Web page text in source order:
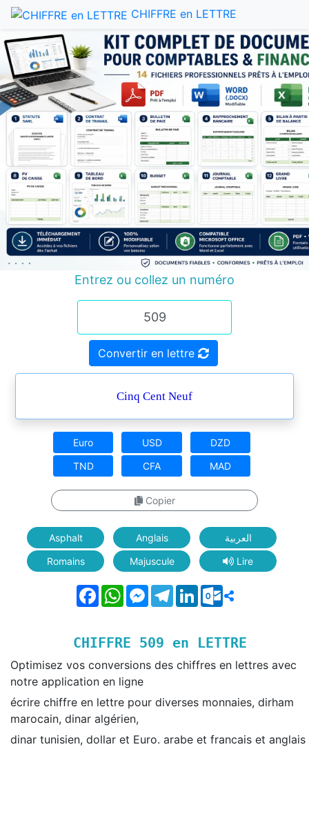
CHIFFRE en LETTRE
Entrez ou collez un numéro
Convertir en lettre
Cinq Cent Neuf
Euro USD
DZD
TND
CFA MAD
Copier
Asphalt Anglais
العربية
Romains
Majuscule Lire
FacebookWhatsAppMessenger
Telegram
LinkedInOutlook.com
CHIFFRE 509 en LETTRE
Optimisez vos conversions des chiffres en lettres avec
notre application en ligne
écrire chiffre en lettre pour diverses monnaies, dirham
marocain, dinar algérien,
dinar tunisien, dollar et Euro. arabe et francais et anglais